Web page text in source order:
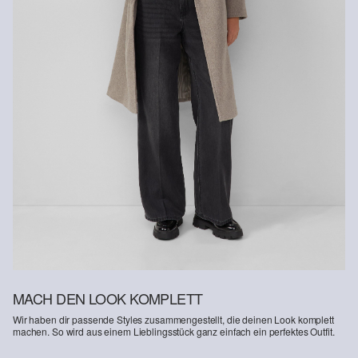
MACH DEN LOOK KOMPLETT
Wir haben dir passende Styles zusammengestellt, die deinen Look komplett
machen. So wird aus einem Lieblingsstück ganz einfach ein perfektes Outfit.